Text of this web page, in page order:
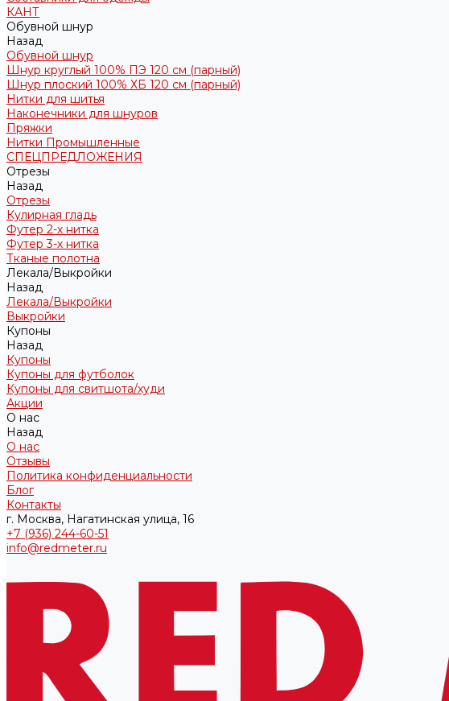
КАНТ
Обувной шнур
Назад
Обувной шнур
Шнур круглый 100% ПЭ 120 см (парный)
Шнур плоский 100% ХБ 120 см (парный)
Нитки для шитья
Наконечники для шнуров
Пряжки
Нитки Промышленные
СПЕЦПРЕДЛОЖЕНИЯ
Отрезы
Назад
Отрезы
Кулирная гладь
Футер 2-х нитка
Футер 3-х нитка
Тканые полотна
Лекала/Выкройки
Назад
Лекала/Выкройки
Выкройки
Купоны
Назад
Купоны
Купоны для футболок
Купоны для свитшота/худи
Акции
О нас
Назад
О нас
Отзывы
Политика конфиденциальности
Блог
Контакты
г. Москва, Нагатинская улица, 16
+7 (936) 244-60-51
info@redmeter.ru